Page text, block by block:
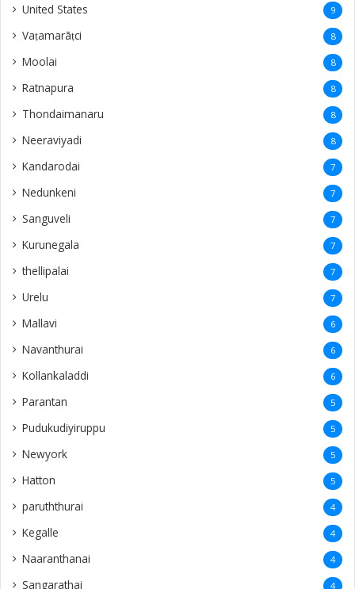
United States 9
Vaṭamarāṭci 8
Moolai 8
Ratnapura 8
Thondaimanaru 8
Neeraviyadi 8
Kandarodai 7
Nedunkeni 7
Sanguveli 7
Kurunegala 7
thellipalai 7
Urelu 7
Mallavi 6
Navanthurai 6
Kollankaladdi 6
Parantan 5
Pudukudiyiruppu 5
Newyork 5
Hatton 5
paruththurai 4
Kegalle 4
Naaranthanai 4
Sangarathai 4